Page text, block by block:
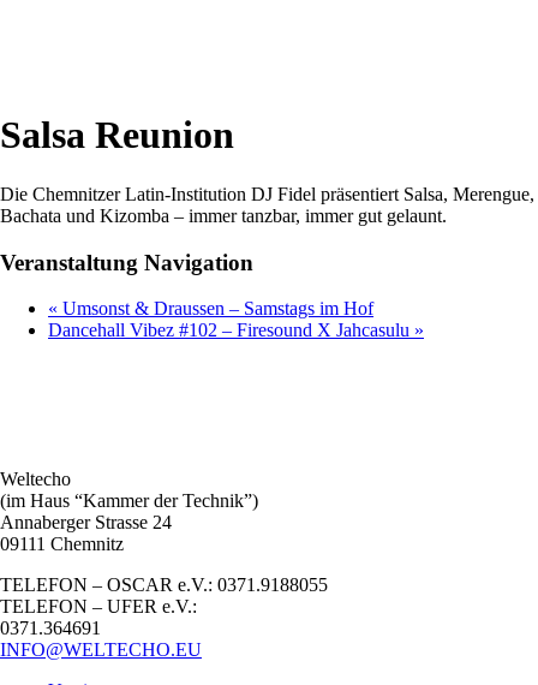
Salsa Reunion
Die Chemnitzer Latin-Institution DJ Fidel präsentiert Salsa, Merengue,
Bachata und Kizomba – immer tanzbar, immer gut gelaunt.
Veranstaltung Navigation
« Umsonst & Draussen – Samstags im Hof
Dancehall Vibez #102 – Firesound X Jahcasulu »
Weltecho
(im Haus “Kammer der Technik”)
Annaberger Strasse 24
09111 Chemnitz
TELEFON – OSCAR e.V.: 0371.9188055
TELEFON – UFER e.V.:
0371.364691
INFO@WELTECHO.EU